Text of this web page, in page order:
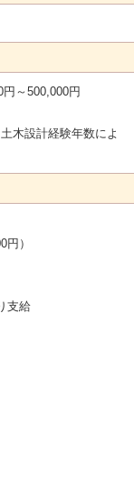
～500,000円
木設計経験年数によ
）
支給